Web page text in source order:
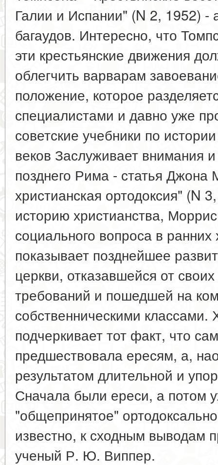
Галии и Испании" (N 2, 1952) -
багаудов. Интересно, что
эти крестьянские движения
облегчить варварам
положение, которое
специалистами и давно уже
советские учебники по
веков Заслуживает внимания
позднего Рима - статья Джона
христианская ортодоксия" (N
историю христианства,
социального вопроса в
показывает позднейшее
церкви, отказавшейся от
требований и пошедшей на
собственническими классами.
подчеркивает тот факт, что
предшествовала ересям, а,
результатом длительной и
Сначала были ереси, а потом
"общепринятое"
известно, к сходным выводам
ученый Р. Ю. Виппер.